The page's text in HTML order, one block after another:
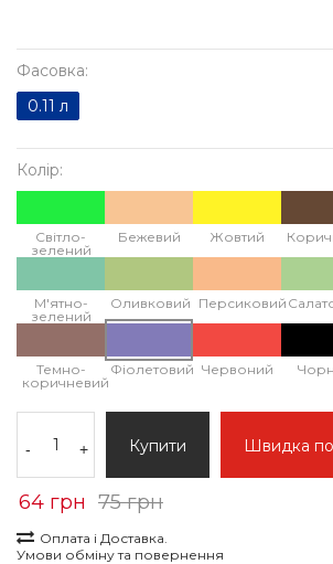
Фасовка:
0.11 л
Колір:
Cвітло-
зелений
Бежевий Жовтий
М'ятно-
зелений
Оливковий Персиковий
Темно-
коричневий
Фіолетовий Червоний
- + Купити Швидка
64 грн 75 грн
Оплата і Доставка.
Умови обміну та повернення